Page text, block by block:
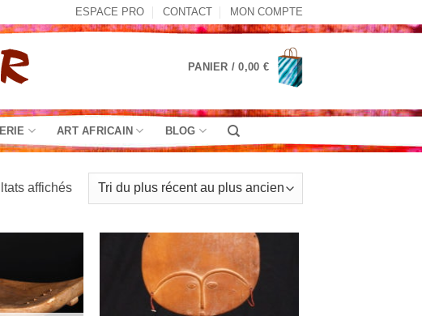
ESPACE PRO CONTACT MON COMPTE
PANIER /0,00 €
ART AFRICAIN BLOG
affichésTrié
plus
ancien